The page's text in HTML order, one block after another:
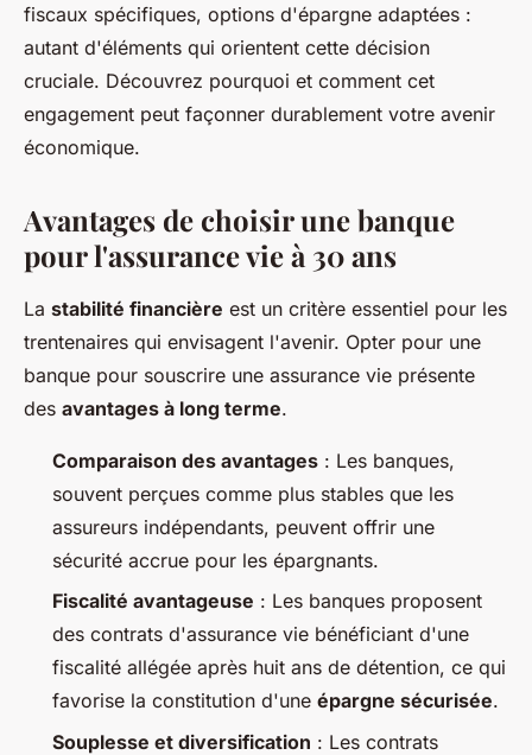
fiscaux spécifiques, options d'épargne adaptées :
autant d'éléments qui orientent cette décision
cruciale. Découvrez pourquoi et comment cet
engagement peut façonner durablement votre avenir
économique.
Avantages de choisir une banque
pour l'assurance vie à 30 ans
La stabilité financière est un critère essentiel pour les
trentenaires qui envisagent l'avenir. Opter pour une
banque pour souscrire une assurance vie présente
des avantages à long terme.
Comparaison des avantages : Les banques,
souvent perçues comme plus stables que les
assureurs indépendants, peuvent offrir une
sécurité accrue pour les épargnants.
Fiscalité avantageuse : Les banques proposent
des contrats d'assurance vie bénéficiant d'une
fiscalité allégée après huit ans de détention, ce qui
favorise la constitution d'une épargne sécurisée.
Souplesse et diversification : Les contrats